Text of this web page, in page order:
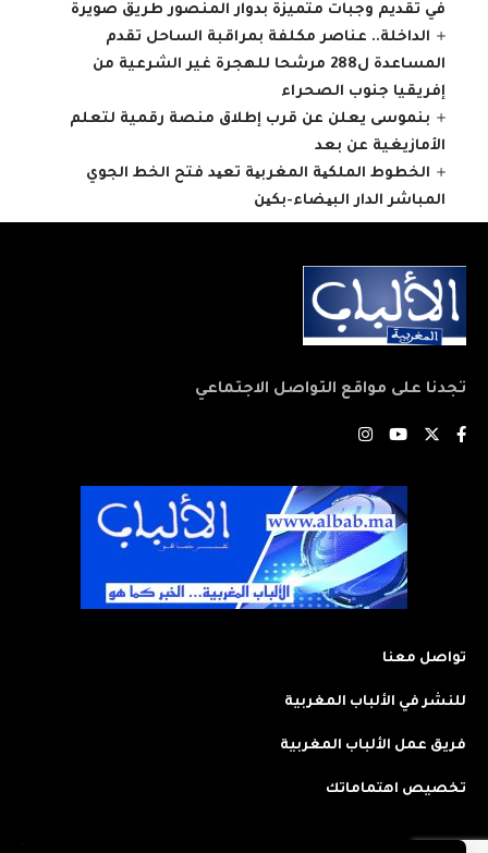
في تقديم وجبات متميزة بدوار المنصور طريق صويرة
الداخلة.. عناصر مكلفة بمراقبة الساحل تقدم
المساعدة ل288 مرشحا للهجرة غير الشرعية من
إفريقيا جنوب الصحراء
بنموسى يعلن عن قرب إطلاق منصة رقمية لتعلم
الأمازيغية عن بعد
الخطوط الملكیة المغربیة تعید فتح الخط الجوي
المباشر الدار البیضاء-بكین
تجدنا على مواقع التواصل الاجتماعي
تواصل معنا
للنشر في الألباب المغربية
فريق عمل الألباب المغربية
تخصيص اهتماماتك